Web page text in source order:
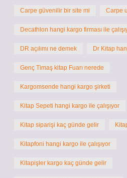
Carpe güvenilir bir site mi Carpe
Decathlon hangi kargo firması ile
DR açılımı ne demek Dr Kitap
Genç Timaş kitap Fuarı nerede
Kargomsende hangi kargo şirketi
Kitap Sepeti hangi kargo ile çalışıyor
Kitap siparişi kaç günde gelir
Kitapfoni hangi kargo ile çalışıyor
Kitapişler kargo kaç günde gelir